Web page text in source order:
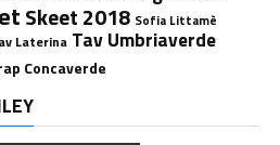
Skeet 2018 Sofia Littamè
Laterina Tav Umbriaverde
Concaverde